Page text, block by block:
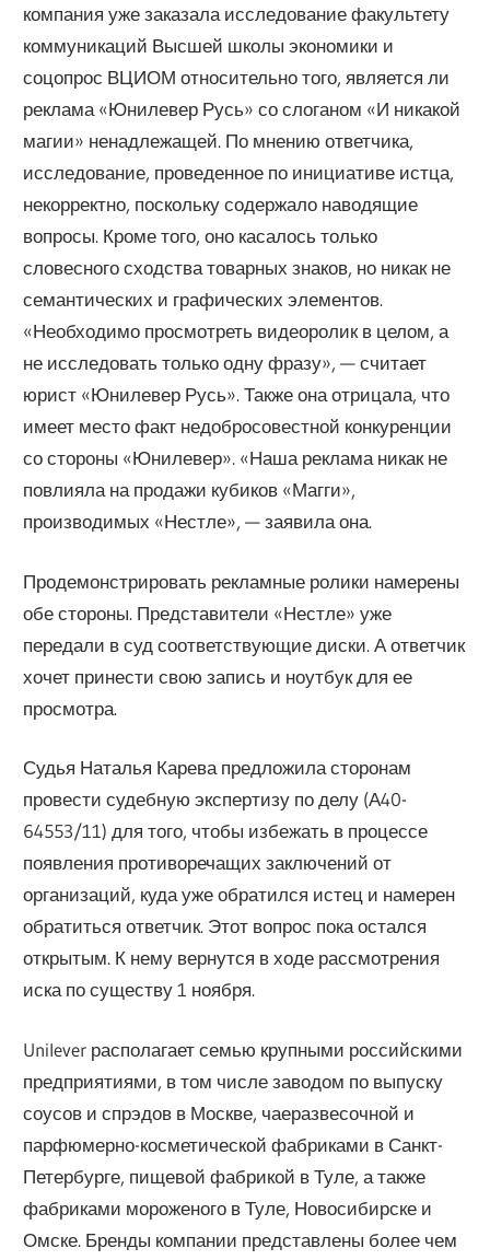
компания уже заказала исследование факультету
коммуникаций Высшей школы экономики и
соцопрос ВЦИОМ относительно того, является ли
реклама «Юнилевер Русь» со слоганом «И никакой
магии» ненадлежащей. По мнению ответчика,
исследование, проведенное по инициативе истца,
некорректно, поскольку содержало наводящие
вопросы. Кроме того, оно касалось только
словесного сходства товарных знаков, но никак не
семантических и графических элементов.
«Необходимо просмотреть видеоролик в целом, а
не исследовать только одну фразу», — считает
юрист «Юнилевер Русь». Также она отрицала, что
имеет место факт недобросовестной конкуренции
со стороны «Юнилевер». «Наша реклама никак не
повлияла на продажи кубиков «Магги»,
производимых «Нестле», — заявила она.
Продемонстрировать рекламные ролики намерены
обе стороны. Представители «Нестле» уже
передали в суд соответствующие диски. А ответчик
хочет принести свою запись и ноутбук для ее
просмотра.
Судья Наталья Карева предложила сторонам
провести судебную экспертизу по делу (А40-
64553/11) для того, чтобы избежать в процессе
появления противоречащих заключений от
организаций, куда уже обратился истец и намерен
обратиться ответчик. Этот вопрос пока остался
открытым. К нему вернутся в ходе рассмотрения
иска по существу 1 ноября.
Unilever располагает семью крупными российскими
предприятиями, в том числе заводом по выпуску
соусов и спрэдов в Москве, чаеразвесочной и
парфюмерно-косметической фабриками в Санкт-
Петербурге, пищевой фабрикой в Туле, а также
фабриками мороженого в Туле, Новосибирске и
Омске. Бренды компании представлены более чем